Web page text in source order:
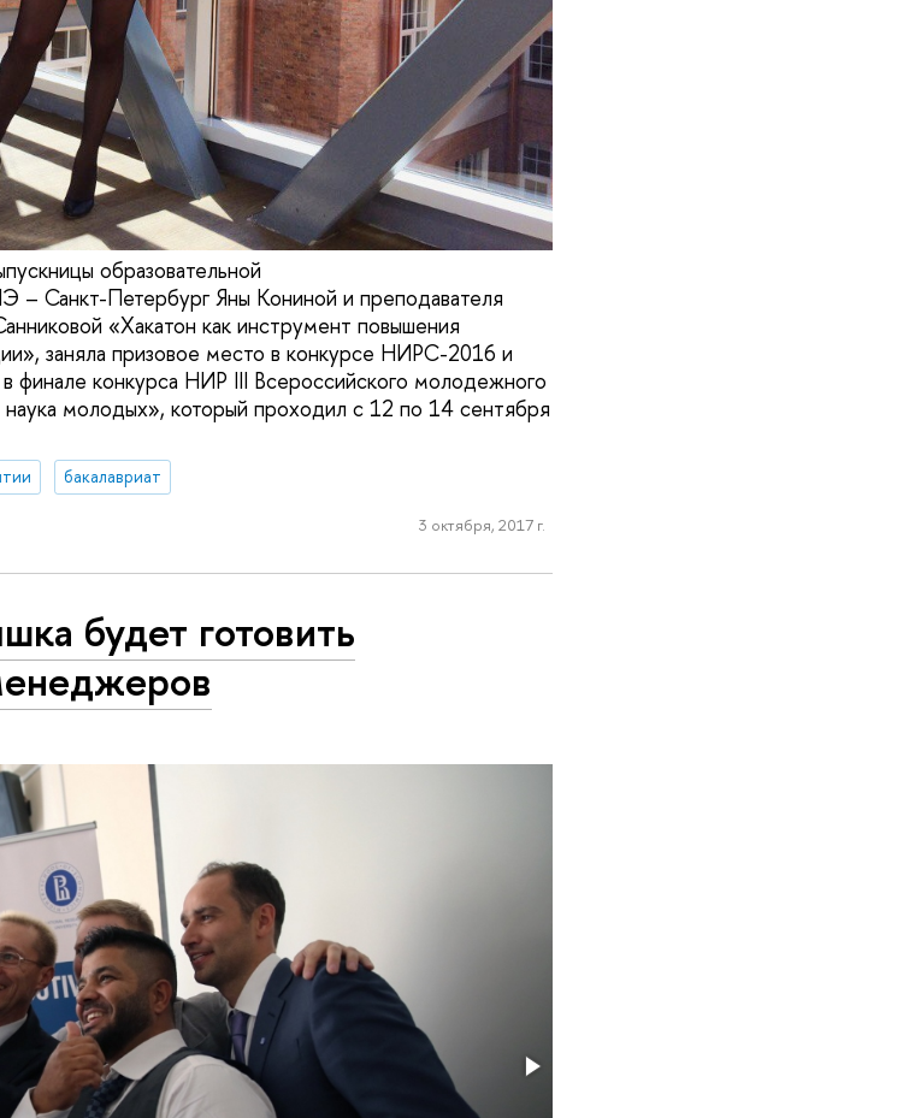
образовательной
Петербург Яны Кониной и преподавателя
«Хакатон как инструмент повышения
заняла призовое место в конкурсе НИРС-2016 и
в финале конкурса НИР III Всероссийского молодежного
молодых», который проходил с 12 по 14 сентября
бакалавриат
3 октября, 2017 г.
будет готовить